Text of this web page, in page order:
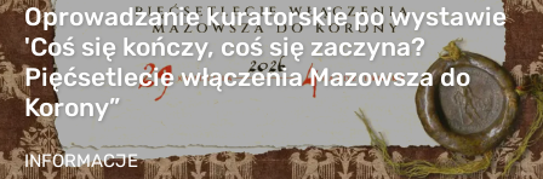
Oprowadzanie kuratorskie po wystawie
'Coś się kończy, coś się zaczyna?
Pięćsetlecie włączenia Mazowsza do
Korony”
INFORMACJE